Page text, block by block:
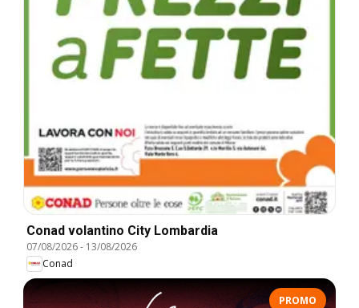
Conad volantino City Lombardia
07/08/2026- 13/08/2026
Conad
PROMO